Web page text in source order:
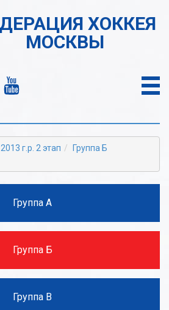
ХОККЕЯ
МОСКВЫ
г.р. 2 этап
Группа Б
Группа А
Группа Б
Группа В